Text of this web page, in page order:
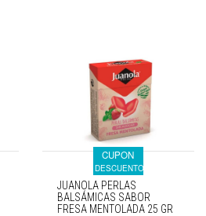
CUPON
DESCUENTO
JUANOLA PERLAS
BALSÁMICAS SABOR
FRESA MENTOLADA 25 GR